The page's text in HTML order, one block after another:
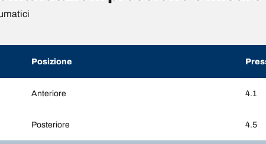
Posizione
Anteriore 4.1
Posteriore 4.5